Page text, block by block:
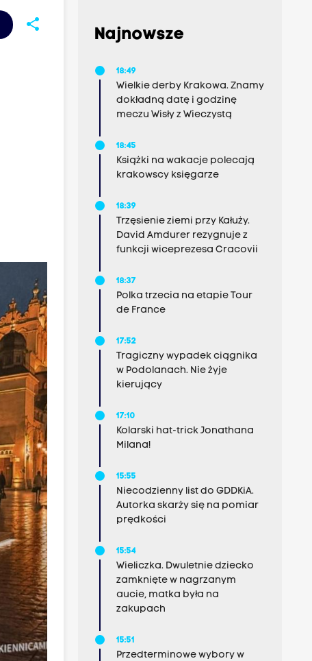
share
Najnowsze
18:49
Wielkie derby Krakowa. Znamy
dokładną datę i godzinę
meczu Wisły z Wieczystą
18:45
Książki na wakacje polecają
krakowscy księgarze
18:39
Trzęsienie ziemi przy Kałuży.
David Amdurer rezygnuje z
funkcji wiceprezesa Cracovii
18:37
Polka trzecia na etapie Tour
de France
17:52
Tragiczny wypadek ciągnika
w Podolanach. Nie żyje
kierujący
17:10
Kolarski hat-trick Jonathana
Milana!
15:55
Niecodzienny list do GDDKiA.
Autorka skarży się na pomiar
prędkości
15:54
Wieliczka. Dwuletnie dziecko
zamknięte w nagrzanym
aucie, matka była na
zakupach
15:51
Przedterminowe wybory w